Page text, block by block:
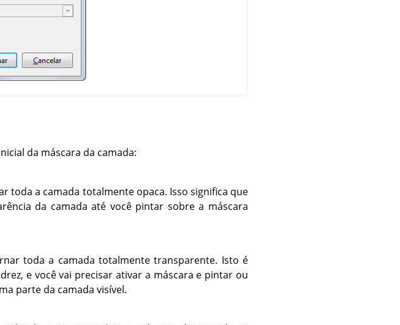
da máscara da camada:
toda a camada totalmente opaca. Isso significa que
da camada até você pintar sobre a máscara
toda a camada totalmente transparente. Isto é
e você vai precisar ativar a máscara e pintar ou
parte da camada visível.